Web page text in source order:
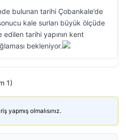
bulunan tarihi Çobankale’de
kale surları büyük ölçüde
edilen tarihi yapının kent
bekleniyor.
1)
yapmış olmalısınız.